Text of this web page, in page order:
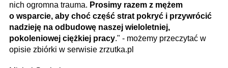
nich ogromna trauma. Prosimy razem z mężem
o wsparcie, aby choć część strat pokryć i przywrócić
nadzieję na odbudowę naszej wieloletniej,
pokoleniowej ciężkiej pracy." - możemy przeczytać w
opisie zbiórki w serwisie zrzutka.pl